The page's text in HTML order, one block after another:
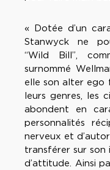
« Dotée d’un
Stanwyck ne
“Wild Bill”,
surnommé
elle son alter ego
leurs genres, les
abondent en
personnalités
nerveux et
transférer sur
d’attitude. Ainsi